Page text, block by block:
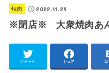
焼肉 2022.11.29
※閉店※ 大衆焼肉あ
ツイート シェア は